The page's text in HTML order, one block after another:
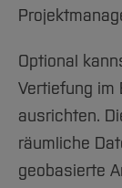
Optional
Vertiefung im
ausrichten.
räumliche
geobasierte